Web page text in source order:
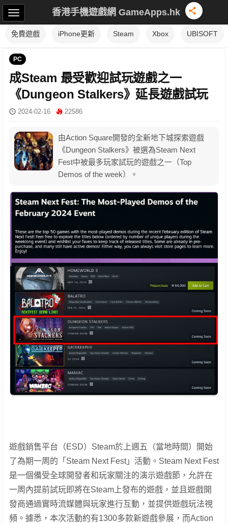
香港手機遊戲網 GameApps.hk
免費遊戲 iPhone更新 Steam Xbox UBISOFT
PC
成Steam 最受歡迎試玩遊戲之一
《Dungeon Stalkers》延長遊戲試玩
2024-02-16 22586
由Action Square開發的全新地下城探索遊戲
《Dungeon Stalkers》被選為Steam Next
Fest中被最多玩家試玩的遊戲之一（Top
Demos of the week）。
遊戲銷售平台（ESD）Steam於上週五（當地時間）開始
了為期一周的「Steam Next Fest」活動。Steam Next Fest
是一個備受全球開發者和玩家關注的演示遊戲節，允許在
一周內提前試玩即將在Steam上發布的遊戲，並且遊戲開
發商通過實時流媒體與玩家進行互動，並提供遊戲玩法視
頻。據悉，本次活動約有1300多款新遊戲參展，而Action